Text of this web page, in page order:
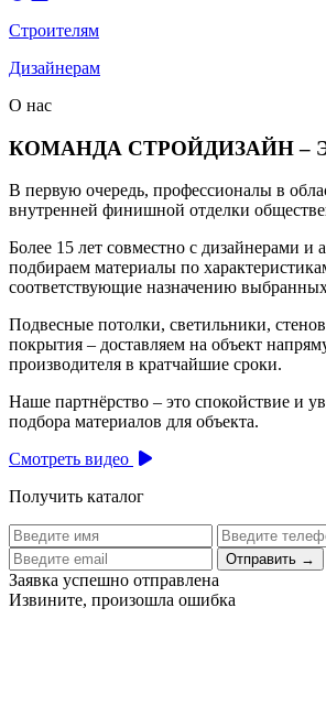
Строителям
Дизайнерам
О нас
КОМАНДА СТРОЙДИЗАЙН –
В первую очередь, профессионалы в
внутренней финишной отделки
Более 15 лет совместно с дизайнерами и
подбираем материалы по
соответствующие назначению
Подвесные потолки, светильники,
покрытия – доставляем на объект
производителя в кратчайшие сроки.
Наше партнёрство – это спокойствие и
подбора материалов для объекта.
Смотреть видео
Получить каталог
Отправить →
Заявка успешно отправлена
Извините, произошла ошибка